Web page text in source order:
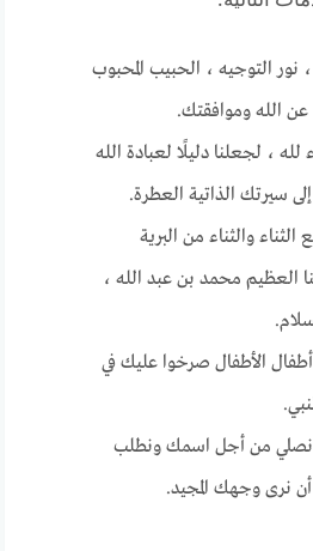
نور التوجيه ، الحبيب المحبوب
الله وموافقتك.
لله ، لجعلنا دليلًا لعبادة الله
سيرتك الذاتية العطرة.
الثناء والثناء من البرية
العظيم محمد بن عبد الله ،
أطفال الأطفال صرخوا عليك في
نصلي من أجل اسمك ونطلب
نرى وجهك المجيد.